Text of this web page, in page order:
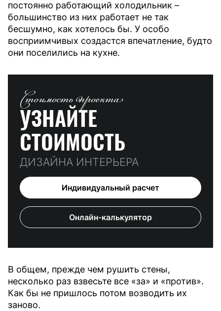
постоянно работающий холодильник –
большинство из них работает не так
бесшумно, как хотелось бы. У особо
восприимчивых создастся впечатление, будто
они поселились на кухне.
Стоимость проекта
УЗНАЙТЕ
СТОИМОСТЬ
ДИЗАЙНА ИНТЕРЬЕРА
Индивидуальный расчет
Онлайн-калькулятор
В общем, прежде чем рушить стены,
несколько раз взвесьте все «за» и «против».
Как бы не пришлось потом возводить их
заново.